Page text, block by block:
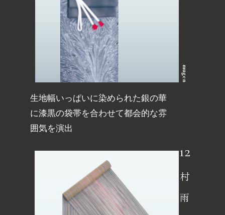
mugen
生地幅いっぱいに染められた銀の華
に漆黒の袋帯を合わせて都会的な雰
囲気を演出
村雨